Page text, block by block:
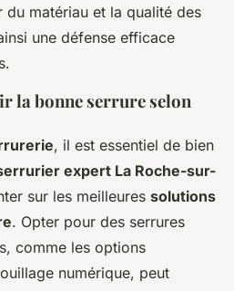
du matériau et la qualité des
une défense efficace
la bonne serrure selon
, il est essentiel de bien
expert La Roche-sur-
sur les meilleures solutions
. Opter pour des serrures
comme les options
numérique, peut